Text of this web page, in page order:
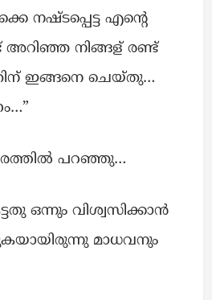
നഷ്ടപ്പെട്ട എന്റെ
അറിഞ്ഞ നിങ്ങള് രണ്ട്
ഇങ്ങനെ ചെയ്തു…
പറഞ്ഞു…
ഒന്നും വിശ്വസിക്കാൻ
മാധവനും